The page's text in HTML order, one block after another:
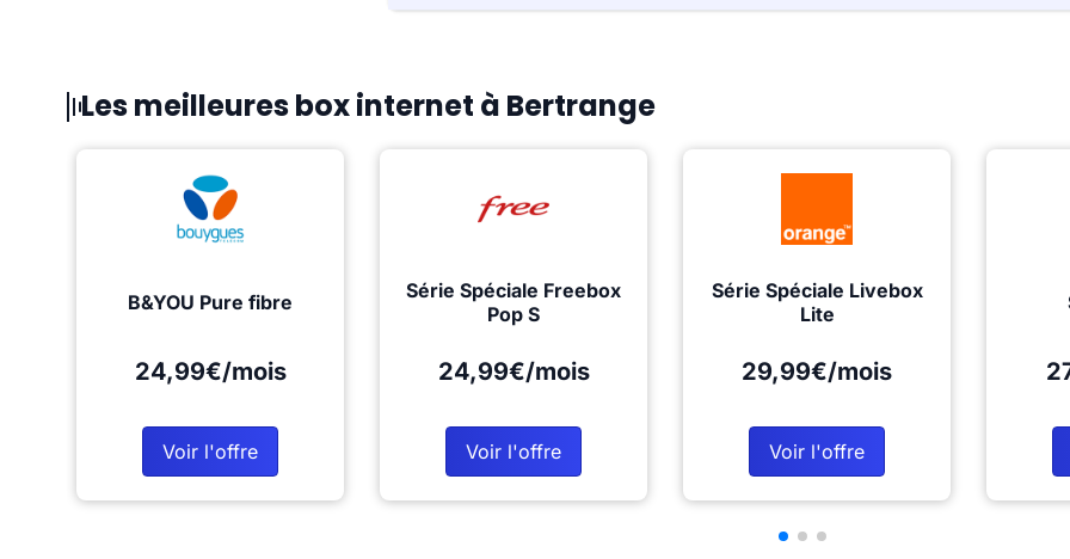
Les meilleures box internet à Bertrange
B&YOU Pure fibre
24,99€/mois
Voir l'offre
Série Spéciale Freebox
Pop S
24,99€/mois
Voir l'offre
Série Spéciale Livebox
Lite
29,99€/mois
Voir l'offre